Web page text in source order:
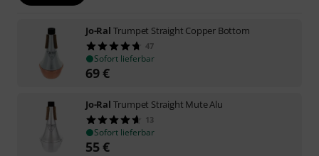
Jo-Ral Trumpet Straight Copper Bottom
47
Sofort lieferbar
69€
Jo-Ral Trumpet Straight Mute Alu
13
Sofort lieferbar
55€